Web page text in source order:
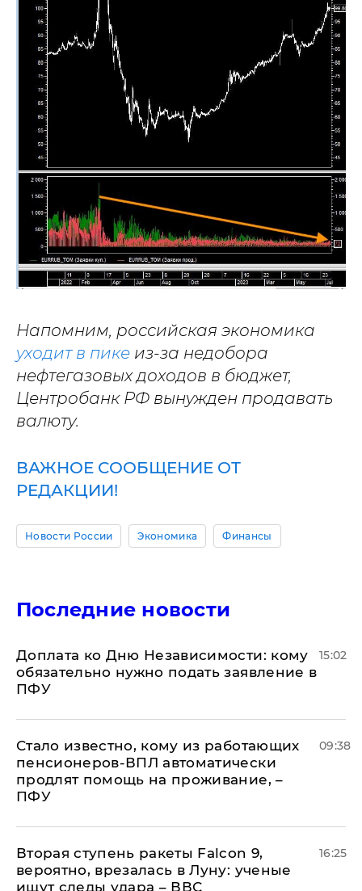
Напомним, российская экономика
уходит в пике из-за недобора
нефтегазовых доходов в бюджет,
Центробанк РФ вынужден продавать
валюту.
ВАЖНОЕ СООБЩЕНИЕ ОТ
РЕДАКЦИИ!
Новости России Экономика Финансы
Последние новости
Доплата ко Дню Независимости: кому
обязательно нужно подать заявление в
ПФУ
15:02
Стало известно, кому из работающих
пенсионеров-ВПЛ автоматически
продлят помощь на проживание, –
ПФУ
09:38
Вторая ступень ракеты Falcon 9,
вероятно, врезалась в Луну: ученые
ищут следы удара – ВВС
16:25